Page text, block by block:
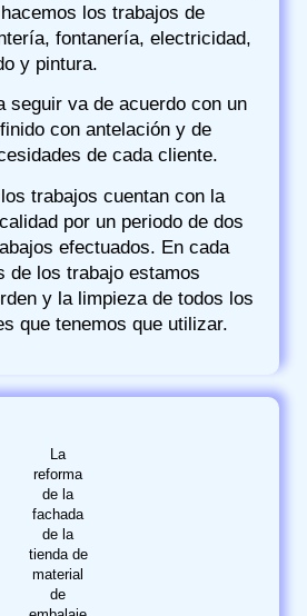
los trabajos de
fontanería, electricidad,
y pintura.
seguir va de acuerdo con un
con antelación y de
de cada cliente.
trabajos cuentan con la
por un periodo de dos
efectuados. En cada
de los trabajo estamos
y la limpieza de todos los
que tenemos que utilizar.
La
reforma
de la
fachada
de la
tienda de
material
de